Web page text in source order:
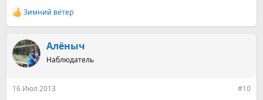
Р
е
к
ц
и
Зимний ветер
Алёныч
Наблюдатель
16 Июл 2013 #10